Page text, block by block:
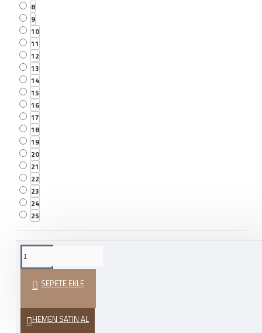
8
9
10
11
12
13
14
15
16
17
18
19
20
21
22
23
24
25
SEPETE EKLE
HEMEN SATIN AL
VER
HEDIYE PAKETI